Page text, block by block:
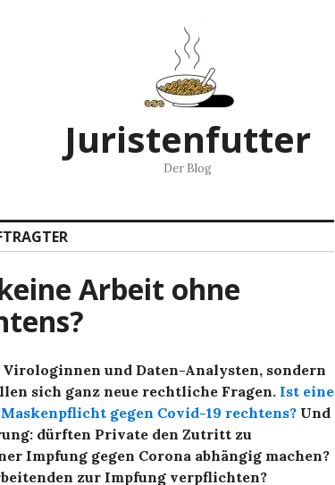
Juristenfutter
Der Blog
Arbeit ohne
und Daten-Analysten, sondern
sich ganz neue rechtliche Fragen. Ist eine
gegen Covid-19 rechtens? Und
dürften Private den Zutritt zu
Impfung gegen Corona abhängig machen?
zur Impfung verpflichten?